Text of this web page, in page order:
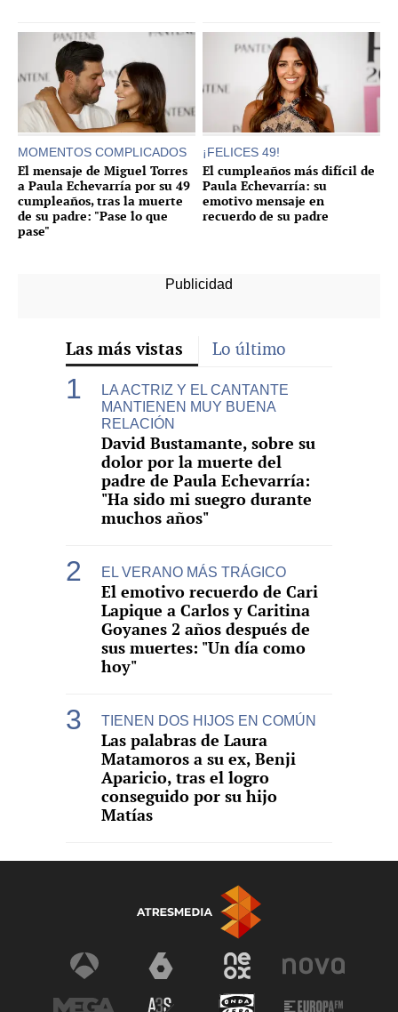
MOMENTOS COMPLICADOS
El mensaje de Miguel Torres
a Paula Echevarría por su 49
cumpleaños, tras la muerte
de su padre: "Pase lo que
pase"
¡FELICES 49!
El cumpleaños más difícil de
Paula Echevarría: su
emotivo mensaje en
recuerdo de su padre
Las más vistas Lo último
LA ACTRIZ Y EL CANTANTE
MANTIENEN MUY BUENA
RELACIÓN
David Bustamante, sobre su
dolor por la muerte del
padre de Paula Echevarría:
"Ha sido mi suegro durante
muchos años"
EL VERANO MÁS TRÁGICO
El emotivo recuerdo de Cari
Lapique a Carlos y Caritina
Goyanes 2 años después de
sus muertes: "Un día como
hoy"
TIENEN DOS HIJOS EN COMÚN
Las palabras de Laura
Matamoros a su ex, Benji
Aparicio, tras el logro
conseguido por su hijo
Matías